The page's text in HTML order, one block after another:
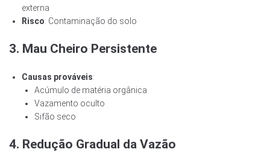
externa
Risco: Contaminação do solo
3. Mau Cheiro Persistente
Causas prováveis:
Acúmulo de matéria orgânica
Vazamento oculto
Sifão seco
4. Redução Gradual da Vazão